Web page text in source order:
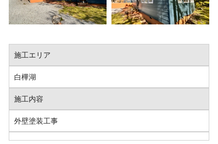
施工エリア
白樺湖
施工内容
外壁塗装工事